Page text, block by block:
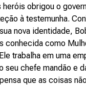
obrigou o
à testemunha.
nova identidade,
conhecida como
trabalha em uma
seu chefe mandão e
que as coisas